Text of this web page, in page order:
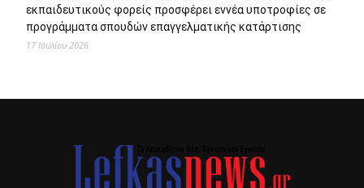
εκπαιδευτικούς φορείς προσφέρει εννέα υποτροφίες σε
προγράμματα σπουδών επαγγελματικής κατάρτισης
17 Ιουλίου 2026